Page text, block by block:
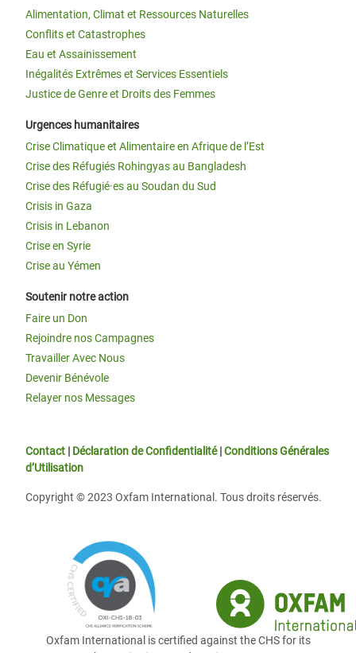
Alimentation, Climat et Ressources Naturelles
Conflits et Catastrophes
Eau et Assainissement
Inégalités Extrêmes et Services Essentiels
Justice de Genre et Droits des Femmes
Urgences humanitaires
Crise Climatique et Alimentaire en Afrique de l’Est
Crise des Réfugiés Rohingyas au Bangladesh
Crise des Réfugié·es au Soudan du Sud
Crisis in Gaza
Crisis in Lebanon
Crise en Syrie
Crise au Yémen
Soutenir notre action
Faire un Don
Rejoindre nos Campagnes
Travailler Avec Nous
Devenir Bénévole
Relayer nos Messages
Contact | Déclaration de Confidentialité|Conditions Générales
d’Utilisation
Copyright © 2023 Oxfam International. Tous droits réservés.
Oxfam International is certified against the CHS for its